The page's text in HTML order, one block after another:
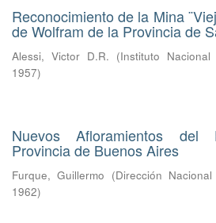
Reconocimiento de la Mina
de Wolfram de la Provincia de
Alessi, Victor D.R. (Instituto
1957)
Nuevos Afloramientos
Provincia de Buenos Aires
Furque, Guillermo (Dirección
1962)